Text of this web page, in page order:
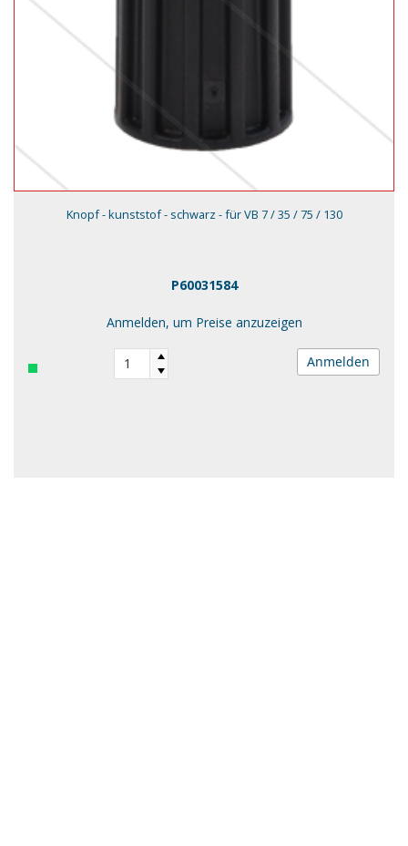
Knopf - kunststof - schwarz - für VB 7 / 35 / 75 / 130
P60031584
Anmelden, um Preise anzuzeigen
Anmelden